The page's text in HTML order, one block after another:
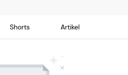
Shorts Artikel